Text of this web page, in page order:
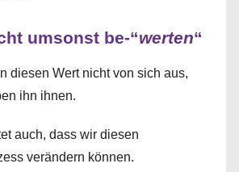
umsonst be-“werten“
diesen Wert nicht von sich aus,
ihn ihnen.
auch, dass wir diesen
verändern können.